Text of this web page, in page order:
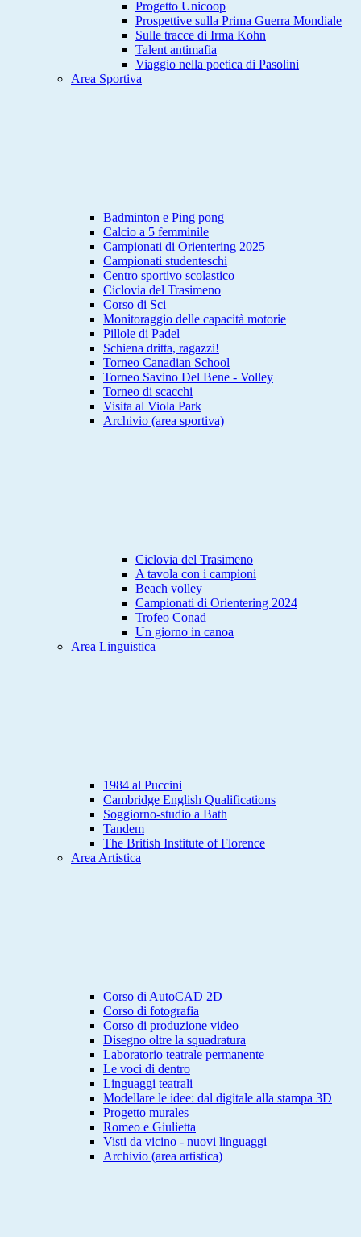
Progetto Unicoop
Prospettive sulla Prima Guerra Mondiale
Sulle tracce di Irma Kohn
Talent antimafia
Viaggio nella poetica di Pasolini
Area Sportiva
Badminton e Ping pong
Calcio a 5 femminile
Campionati di Orientering 2025
Campionati studenteschi
Centro sportivo scolastico
Ciclovia del Trasimeno
Corso di Sci
Monitoraggio delle capacità motorie
Pillole di Padel
Schiena dritta, ragazzi!
Torneo Canadian School
Torneo Savino Del Bene - Volley
Torneo di scacchi
Visita al Viola Park
Archivio (area sportiva)
Ciclovia del Trasimeno
A tavola con i campioni
Beach volley
Campionati di Orientering 2024
Trofeo Conad
Un giorno in canoa
Area Linguistica
1984 al Puccini
Cambridge English Qualifications
Soggiorno-studio a Bath
Tandem
The British Institute of Florence
Area Artistica
Corso di AutoCAD 2D
Corso di fotografia
Corso di produzione video
Disegno oltre la squadratura
Laboratorio teatrale permanente
Le voci di dentro
Linguaggi teatrali
Modellare le idee: dal digitale alla stampa 3D
Progetto murales
Romeo e Giulietta
Visti da vicino - nuovi linguaggi
Archivio (area artistica)